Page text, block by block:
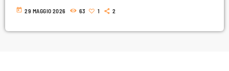
Primo Piano
today 29 MAGGIO 2026 63 1 2